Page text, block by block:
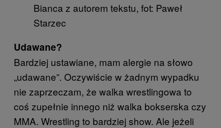
Bianca z autorem tekstu, fot: Paweł
Starzec
Udawane?
Bardziej ustawiane, mam alergie na słowo
„udawane”. Oczywiście w żadnym wypadku
nie zaprzeczam, że walka wrestlingowa to
coś zupełnie innego niż walka bokserska czy
MMA. Wrestling to bardziej show. Ale jeżeli